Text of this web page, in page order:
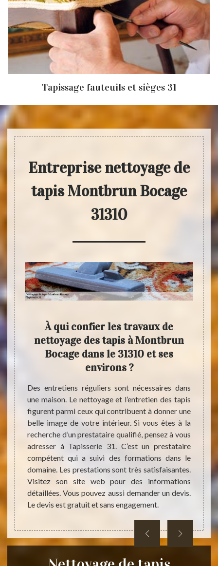
Tapissage fauteuils et sièges 31
Entreprise nettoyage de
tapis Montbrun Bocage
31310
il
peut
à la
vous
Ce
de
À qui confier les travaux de
nettoyage des tapis à Montbrun
Bocage dans le 31310 et ses
environs ?
Des entretiens réguliers sont nécessaires dans
une maison. Le nettoyage et l’entretien des tapis
figurent parmi ceux qui contribuent à donner une
belle image de votre intérieur. Si vous êtes à la
recherche d’un prestataire qualifié, pensez à vous
adresser à Tapisserie 31. C’est un prestataire
compétent qui a suivi des formations dans le
domaine. Les prestations sont très satisfaisantes.
Visitez son site web pour des informations
détaillées. Vous pouvez aussi demander un devis.
Le devis est gratuit et sans engagement.
pour
il y
bien
par
vous